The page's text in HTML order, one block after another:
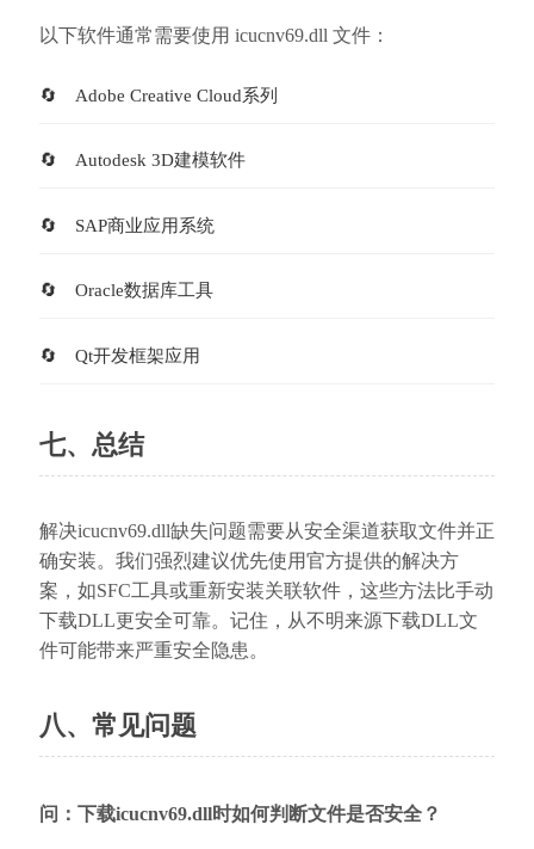
以下软件通常需要使用 icucnv69.dll 文件：
Adobe Creative Cloud系列
Autodesk 3D建模软件
SAP商业应用系统
Oracle数据库工具
Qt开发框架应用
七、总结
解决icucnv69.dll缺失问题需要从安全渠道获取文件并正
确安装。我们强烈建议优先使用官方提供的解决方
案，如SFC工具或重新安装关联软件，这些方法比手动
下载DLL更安全可靠。记住，从不明来源下载DLL文
件可能带来严重安全隐患。
八、常见问题
问：下载icucnv69.dll时如何判断文件是否安全？